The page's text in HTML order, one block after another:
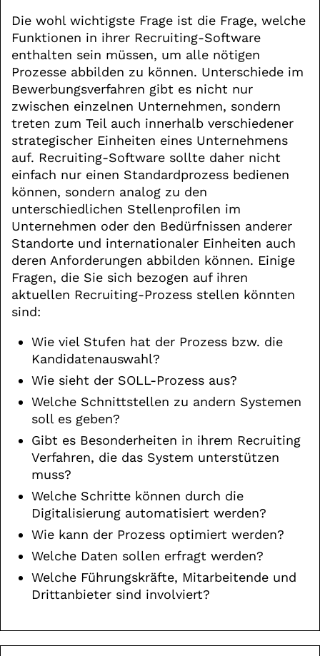
Die wohl wichtigste Frage ist die Frage, welche
Funktionen in ihrer Recruiting-Software
enthalten sein müssen, um alle nötigen
Prozesse abbilden zu können. Unterschiede im
Bewerbungsverfahren gibt es nicht nur
zwischen einzelnen Unternehmen, sondern
treten zum Teil auch innerhalb verschiedener
strategischer Einheiten eines Unternehmens
auf. Recruiting-Software sollte daher nicht
einfach nur einen Standardprozess bedienen
können, sondern analog zu den
unterschiedlichen Stellenprofilen im
Unternehmen oder den Bedürfnissen anderer
Standorte und internationaler Einheiten auch
deren Anforderungen abbilden können. Einige
Fragen, die Sie sich bezogen auf ihren
aktuellen Recruiting-Prozess stellen könnten
sind:
Wie viel Stufen hat der Prozess bzw. die
Kandidatenauswahl?
Wie sieht der SOLL-Prozess aus?
Welche Schnittstellen zu andern Systemen
soll es geben?
Gibt es Besonderheiten in ihrem Recruiting
Verfahren, die das System unterstützen
muss?
Welche Schritte können durch die
Digitalisierung automatisiert werden?
Wie kann der Prozess optimiert werden?
Welche Daten sollen erfragt werden?
Welche Führungskräfte, Mitarbeitende und
Drittanbieter sind involviert?